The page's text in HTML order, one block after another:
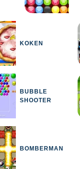
KOKEN
BUBBLE
SHOOTER
BOMBERMAN